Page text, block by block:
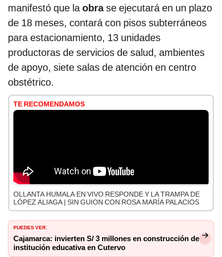
manifestó que laobrase ejecutará en un plazo
de 18 meses, contará con pisos subterráneos
para estacionamiento, 13 unidades
productoras de servicios de salud, ambientes
de apoyo, siete salas de atención en centro
obstétrico.
TE RECOMENDAMOS
OLLANTA HUMALA EN VIVO RESPONDE Y LA TRAMPA DE
LÓPEZ ALIAGA | SIN GUION CON ROSA MARÍA PALACIOS
PUEDES VER:
Cajamarca: invierten S/ 3 millones en construcción de
institución educativa en Cutervo